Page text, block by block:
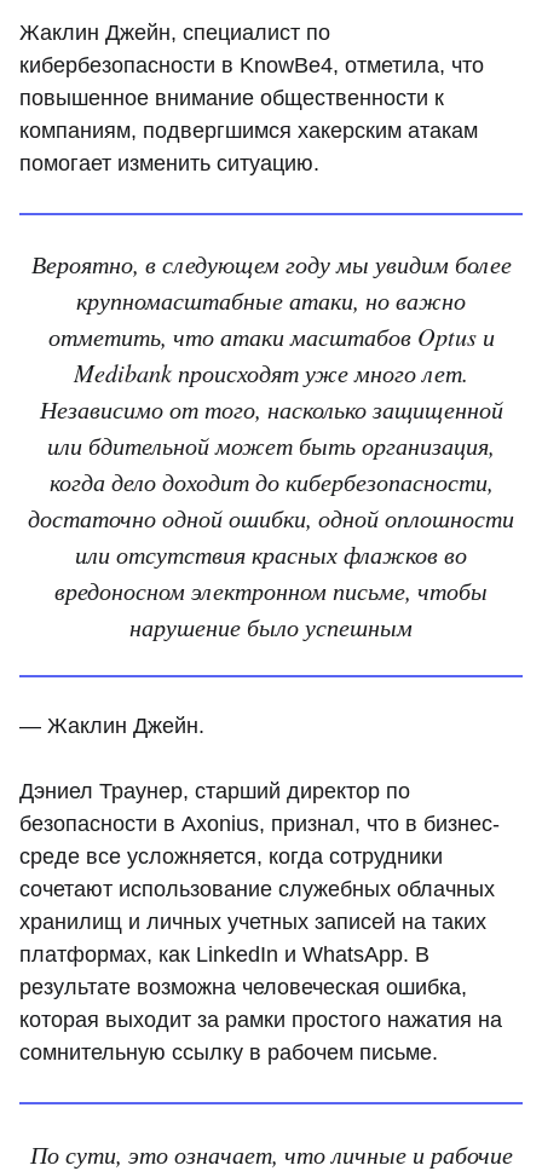
Жаклин Джейн, специалист по
кибербезопасности в KnowBe4, отметила, что
повышенное внимание общественности к
компаниям, подвергшимся хакерским атакам
помогает изменить ситуацию.
Вероятно, в следующем году мы увидим более
крупномасштабные атаки, но важно
отметить, что атаки масштабов Optus и
Medibank происходят уже много лет.
Независимо от того, насколько защищенной
или бдительной может быть организация,
когда дело доходит до кибербезопасности,
достаточно одной ошибки, одной оплошности
или отсутствия красных флажков во
вредоносном электронном письме, чтобы
нарушение было успешным
— Жаклин Джейн.
Дэниел Траунер, старший директор по
безопасности в Axonius, признал, что в бизнес-
среде все усложняется, когда сотрудники
сочетают использование служебных облачных
хранилищ и личных учетных записей на таких
платформах, как LinkedIn и WhatsApp. В
результате возможна человеческая ошибка,
которая выходит за рамки простого нажатия на
сомнительную ссылку в рабочем письме.
По сути, это означает, что личные и рабочие